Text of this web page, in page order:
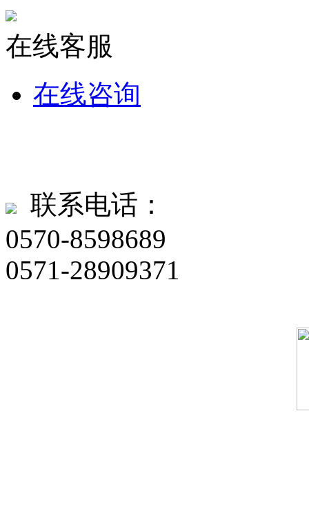
在线客服
在线咨询
联系电话：
0570-8598689
0571-28909371